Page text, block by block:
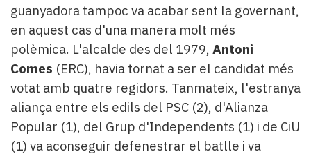
guanyadora tampoc va acabar sent la governant,
en aquest cas d'una manera molt més
polèmica. L'alcalde des del 1979, Antoni
Comes (ERC), havia tornat a ser el candidat més
votat amb quatre regidors. Tanmateix, l'estranya
aliança entre els edils del PSC (2), d'Alianza
Popular (1), del Grup d'Independents (1) i de CiU
(1) va aconseguir defenestrar el batlle i va